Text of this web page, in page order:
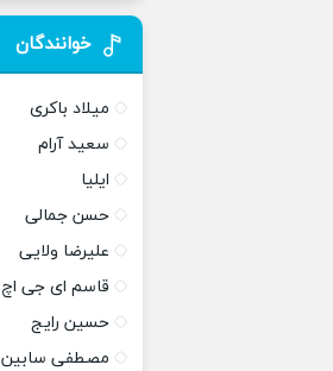
خوانندگان
میلاد باکری
سعید آرام
ایلیا
حسن جمالی
علیرضا ولایی
قاسم ای جی اچ
حسین رایج
مصطفی سابین